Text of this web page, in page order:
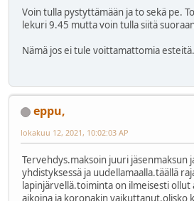
Voin tulla pystyttämään ja to sekä pe.
lekuri 9.45 mutta voin tulla siitä
Nämä jos ei tule voittamattomia esteitä.
eppu,
lokakuu 12, 2021, 10:02:03 AP
Tervehdys.maksoin juuri jäsenmaksun
yhdistyksessä ja uudellamaalla.täällä
lapinjärvellä.toiminta on ilmeisesti ollut
aikoina ja koronakin vaikuttanut.olisko